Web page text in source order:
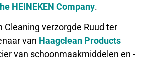
HEINEKEN Company.
Cleaning verzorgde Ruud ter
van Haagclean Products
van schoonmaakmiddelen en -